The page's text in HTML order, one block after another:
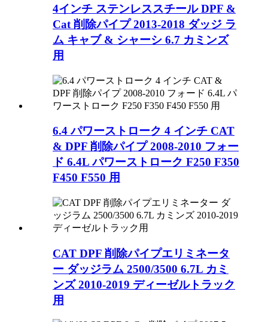
4インチ ステンレススチール DPF &
Cat 削除パイプ 2013-2018 ダッジ ラ
ム キャブ & シャーシ 6.7 カミンズ
用
6.4 パワーストローク 4 インチ CAT
& DPF 削除パイプ 2008-2010 フォー
ド 6.4L パワーストローク F250 F350
F450 F550 用
CAT DPF 削除パイプエリミネータ
ー ダッジラム 2500/3500 6.7L カミ
ンズ 2010-2019 ディーゼルトラック
用